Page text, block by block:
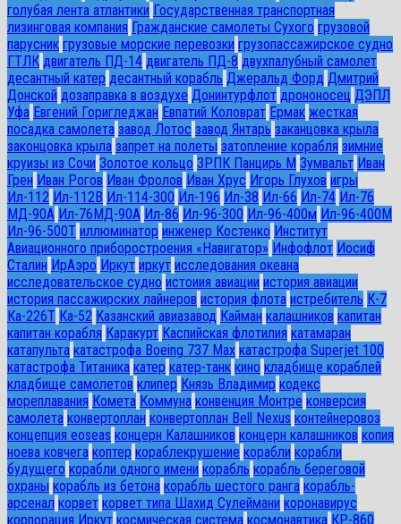
голубая лента атлантики Государственная транспортная
лизинговая компания Гражданские самолеты Сухого грузовой
парусник грузовые морские перевозки грузопассажирское судно
ГТЛК двигатель ПД-14 двигатель ПД-8 двухпалубный самолет
десантный катер десантный корабль Джеральд Форд Дмитрий
Донской дозаправка в воздухе Донинтурфлот дрононосец ДЭПЛ
Уфа Евгений Горигледжан Евпатий Коловрат Ермак жесткая
посадка самолета завод Лотос завод Янтарь заканцовка крыла
законцовка крыла запрет на полеты затопление корабля зимние
круизы из Сочи Золотое кольцо ЗРПК Панцирь М Зумвальт Иван
Грен Иван Рогов Иван Фролов Иван Хрус Игорь Глухов игры
Ил-112 Ил-112В Ил-114-300 Ил-196 Ил-38 Ил-66 Ил-74 Ил-76
МД-90А Ил-76МД-90А Ил-86 Ил-96-300 Ил-96-400м Ил-96-400М
Ил-96-500Т иллюминатор инженер Костенко Институт
Авиационного приборостроения «Навигатор» Инфофлот Иосиф
Сталин ИрАэро Иркут иркут исследования океана
исследовательское судно истоиия авиации история авиации
история пассажирских лайнеров история флота истребитель К-7
Ка-226Т Ка-52 Казанский авиазавод Кайман калашников капитан
капитан корабля Каракурт Каспийская флотилия катамаран
катапульта катастрофа Boeing 737 Max катастрофа Superjet 100
катастрофа Титаника катер катер-танк кино кладбище кораблей
кладбище самолетов клипер Князь Владимир кодекс
мореплавания Комета Коммуна конвенция Монтре конверсия
самолета конвертоплан конвертоплан Bell Nexus контейнеровоз
концепция eoseas концерн Калашников концерн калашников копия
ноева ковчега коптер кораблекрушение корабли корабли
будущего корабли одного имени корабль корабль береговой
охраны корабль из бетона корабль шестого ранга корабль-
арсенал корвет корвет типа Шахид Сулеймани коронавирус
корпорация Иркут космическая система космонавтика КР-860